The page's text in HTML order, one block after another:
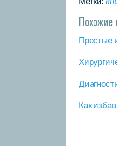
Похожие
Прοстые
Как